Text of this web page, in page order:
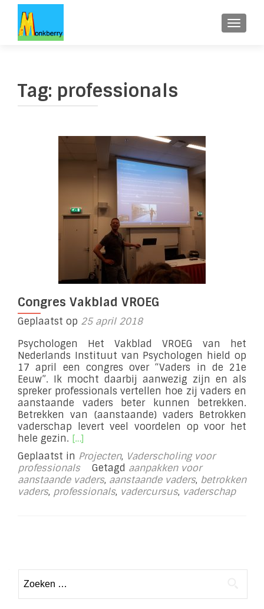
Tag: professionals
Congres Vakblad VROEG
Geplaatst op 25 april 2018
Psychologen Het Vakblad VROEG van het
Nederlands Instituut van Psychologen hield op
17 april een congres over “Vaders in de 21e
Eeuw”. Ik mocht daarbij aanwezig zijn en als
spreker professionals vertellen hoe zij vaders en
aanstaande vaders beter kunnen betrekken.
Betrekken van (aanstaande) vaders Betrokken
vaderschap levert veel voordelen op voor het
hele gezin. Lees
meer
overCongres
Vakblad
VROEG
[…]
Geplaatst in Projecten, Vaderscholing voor
professionals
Getagd aanpakken voor
aanstaande vaders, aanstaande vaders, betrokken
vaders, professionals, vadercursus, vaderschap
navigation
naar: